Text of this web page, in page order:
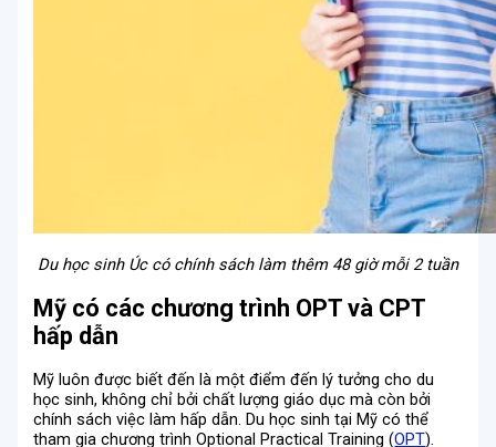
Du học sinh Úc có chính sách làm thêm 48 giờ mỗi 2 tuần
Mỹ có các chương trình OPT và CPT
hấp dẫn
Mỹ luôn được biết đến là một điểm đến lý tưởng cho du
học sinh, không chỉ bởi chất lượng giáo dục mà còn bởi
chính sách việc làm hấp dẫn. Du học sinh tại Mỹ có thể
tham gia chương trình Optional Practical Training (OPT).